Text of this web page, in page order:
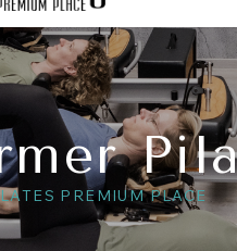
PREMIUM PLACE